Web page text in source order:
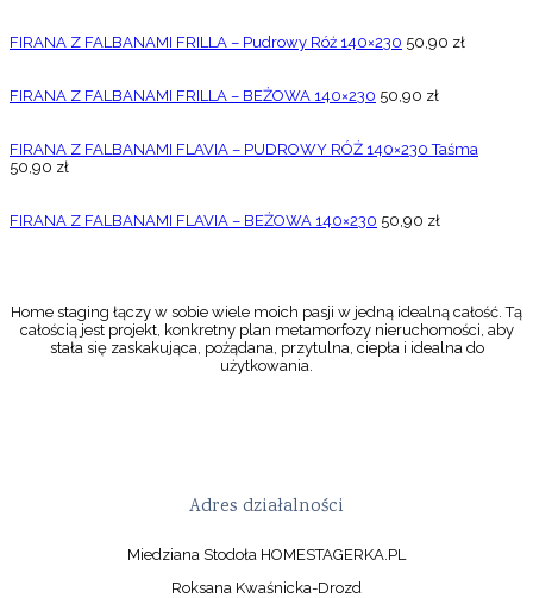
FIRANA Z FALBANAMI FRILLA – Pudrowy Róż 140×230 50,90 zł
FIRANA Z FALBANAMI FRILLA – BEŻOWA 140×230 50,90 zł
FIRANA Z FALBANAMI FLAVIA – PUDROWY RÓŻ 140×230 Taśma
50,90 zł
FIRANA Z FALBANAMI FLAVIA – BEŻOWA 140×230 50,90 zł
Home staging łączy w sobie wiele moich pasji w jedną idealną całość. Tą
całością jest projekt, konkretny plan metamorfozy nieruchomości, aby
stała się zaskakująca, pożądana, przytulna, ciepła i idealna do
użytkowania.
Adres działalności
Miedziana Stodoła HOMESTAGERKA.PL
Roksana Kwaśnicka-Drozd